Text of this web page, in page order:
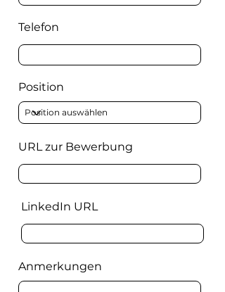
Telefon
Position
URL zur Bewerbung
LinkedIn URL
Anmerkungen